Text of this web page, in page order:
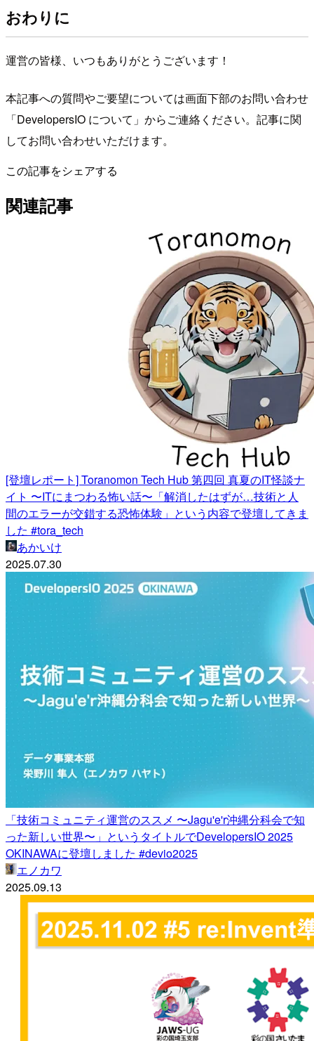
おわりに
運営の皆様、いつもありがとうございます！
本記事への質問やご要望については画面下部のお問い合わせ
「DevelopersIO について」からご連絡ください。記事に関
してお問い合わせいただけます。
この記事をシェアする
関連記事
[登壇レポート] Toranomon Tech Hub 第四回 真夏のIT怪談ナ
イト 〜ITにまつわる怖い話〜「解消したはずが…技術と人
間のエラーが交錯する恐怖体験」という内容で登壇してきま
した #tora_tech
あかいけ
2025.07.30
「技術コミュニティ運営のススメ 〜Jagu'e'r沖縄分科会で知
った新しい世界〜」というタイトルでDevelopersIO 2025
OKINAWAに登壇しました #devio2025
エノカワ
2025.09.13